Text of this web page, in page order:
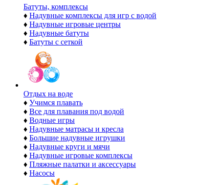
Батуты, комплексы
♦ Надувные комплексы для игр с водой
♦ Надувные игровые центры
♦ Надувные батуты
♦ Батуты с сеткой
Отдых на воде
♦ Учимся плавать
♦ Все для плавания под водой
♦ Водные игры
♦ Надувные матрасы и кресла
♦ Большие надувные игрушки
♦ Надувные круги и мячи
♦ Надувные игровые комплексы
♦ Пляжные палатки и аксессуары
♦ Насосы